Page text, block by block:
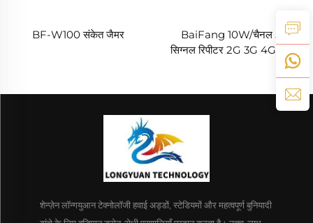
BF-W100 संकेत जैमर
BaiFang 10W/चैनल 5G
सिग्नल रिपीटर 2G 3G 4G बूस्टर
शेन्ज़ेन लॉन्गयुआन टेक्नोलॉजी हवाई अड्डों, स्टेडियमों और महत्वपूर्ण बुनियादी